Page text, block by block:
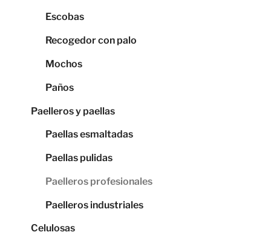
Escobas
Recogedor con palo
Mochos
Paños
Paelleros y paellas
Paellas esmaltadas
Paellas pulidas
Paelleros profesionales
Paelleros industriales
Celulosas